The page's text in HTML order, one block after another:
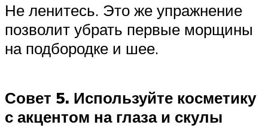
Не ленитесь. Это же упражнение
позволит убрать первые морщины
на подбородке и шее.
Совет 5. Используйте косметику
с акцентом на глаза и скулы